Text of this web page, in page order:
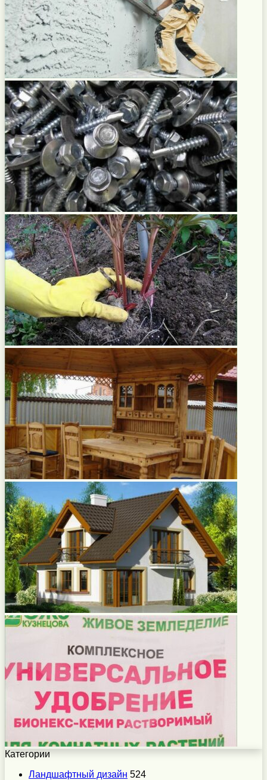
Категории
Ландшафтный дизайн 524